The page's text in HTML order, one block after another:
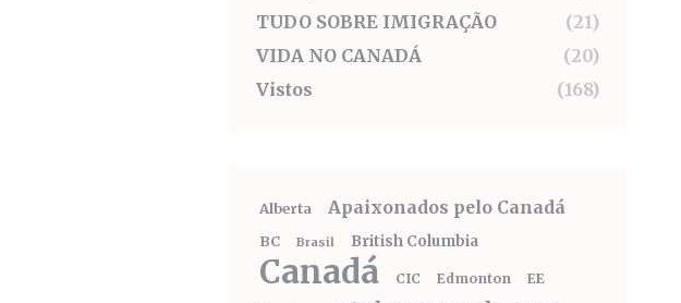
TUDO SOBRE IMIGRAÇÃO
(21)
VIDA NO CANADÁ
(20)
Vistos
(168)
Alberta Apaixonados pelo Canadá
BC Brasil British Columbia
Canadá CIC Edmonton EE